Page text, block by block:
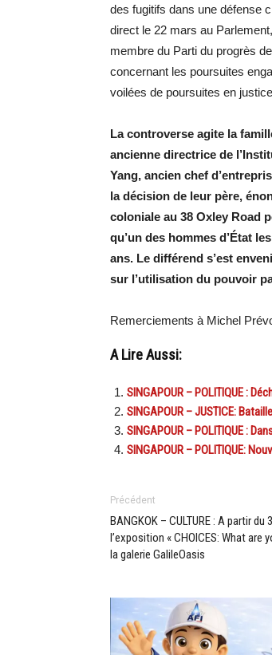
des fugitifs dans une défense
direct le 22 mars au
membre du Parti du progrès
concernant les poursuites
voilées de poursuites en
La controverse agite la
ancienne directrice de
Yang, ancien chef
la décision de leur père,
coloniale au 38 Oxley Road
qu’un des hommes d’État
ans. Le différend s’est
sur l’utilisation du pouvoir
Remerciements à Michel
A Lire Aussi:
SINGAPOUR – POLITIQUE :
SINGAPOUR – JUSTICE:
SINGAPOUR – POLITIQUE :
SINGAPOUR – POLITIQUE:
Précédent
BANGKOK – CULTURE : A partir
l’exposition « CHOICES: What are
la galerie GalileOasis